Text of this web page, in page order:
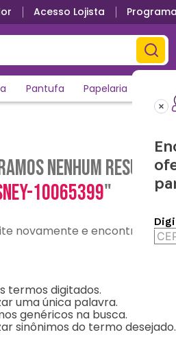
Acesso Lojista
Pantufa Papelaria
nenhum
10065399"
termos digitados.
uma única palavra.
genéricos na busca.
sinônimos do termo desejado.
e encontre o que